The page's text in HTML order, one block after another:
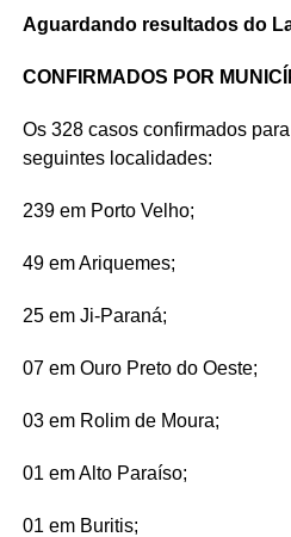
Aguardando resultados do
CONFIRMADOS POR
Os 328 casos confirmados
seguintes localidades:
239 em Porto Velho;
49 em Ariquemes;
25 em Ji-Paraná;
07 em Ouro Preto do Oeste;
03 em Rolim de Moura;
01 em Alto Paraíso;
01 em Buritis;